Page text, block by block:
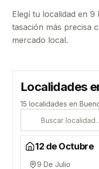
Elegí tu localidad en
tasación más precisa
mercado local.
Localidades
15 localidades en
12 de Octubre
9 De Julio